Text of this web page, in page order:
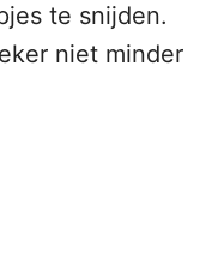
te snijden.
niet minder